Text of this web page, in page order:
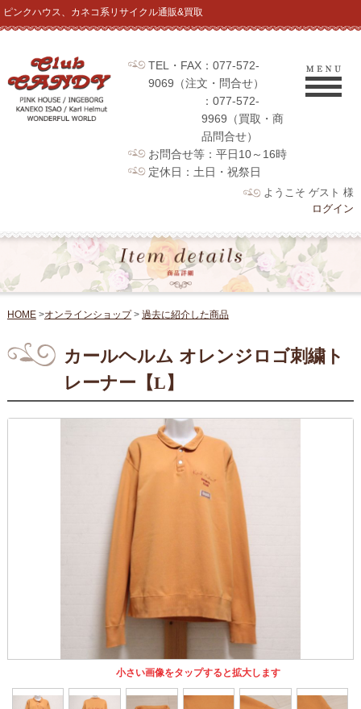
ピンクハウス、カネコ系リサイクル通販&買取
TEL・FAX：077-572-
9069（注文・問合せ）
：077-572-
9969（買取・商
品問合せ）
お問合せ等：平日10～16時
定休日：土日・祝祭日
ようこそ ゲスト 様
ログイン
HOME>オンラインショップ> 過去に紹介した商品
カールヘルム オレンジロゴ刺繍ト
レーナー【L】
小さい画像をタップすると拡大します